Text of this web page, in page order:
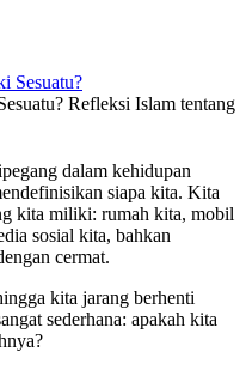
Refleksi Islam tentang
dalam kehidupan
siapa kita. Kita
kita miliki: rumah kita, mobil
sosial kita, bahkan
cermat.
kita jarang berhenti
sederhana: apakah kita